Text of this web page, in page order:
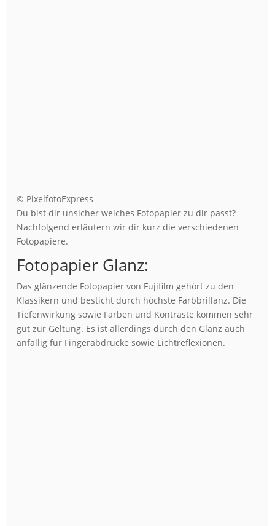
© PixelfotoExpress
Du bist dir unsicher welches Fotopapier zu dir passt?
Nachfolgend erläutern wir dir kurz die verschiedenen
Fotopapiere.
Fotopapier Glanz:
Das glänzende Fotopapier von Fujifilm gehört zu den
Klassikern und besticht durch höchste Farbbrillanz. Die
Tiefenwirkung sowie Farben und Kontraste kommen sehr
gut zur Geltung. Es ist allerdings durch den Glanz auch
anfällig für Fingerabdrücke sowie Lichtreflexionen.